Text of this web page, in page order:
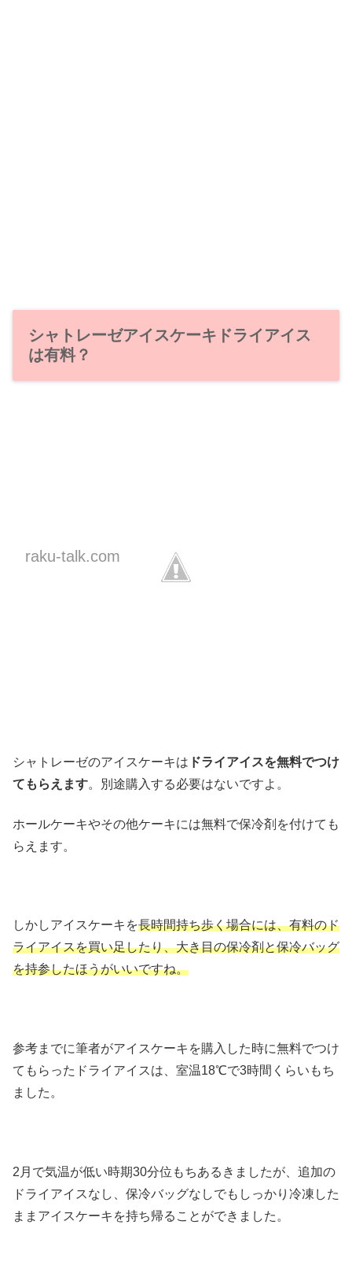
シャトレーゼアイスケーキドライアイス
は有料？
raku-talk.com
シャトレーゼのアイスケーキは ドライアイスを無料でつけ
てもらえます。別途購入する必要はないですよ。
ホールケーキやその他ケーキには無料で保冷剤を付けても
らえます。
しかしアイスケーキを長時間持ち歩く場合には、有料のド
ライアイスを買い足したり、大き目の保冷剤と保冷バッグ
を持参したほうがいいですね。
参考までに筆者がアイスケーキを購入した時に無料でつけ
てもらったドライアイスは、室温18℃で3時間くらいもち
ました。
2月で気温が低い時期30分位もちあるきましたが、追加の
ドライアイスなし、保冷バッグなしでもしっかり冷凍した
ままアイスケーキを持ち帰ることができました。